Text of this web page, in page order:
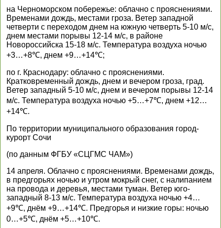
на Черноморском побережье: облачно с прояснениями.
Временами дождь, местами гроза. Ветер западной
четверти с переходом днем на южную четверть 5-10 м/с,
днем местами порывы 12-14 м/с, в районе
Новороссийска 15-18 м/с. Температура воздуха ночью
+3…+8℃, днем +9…+14℃;
по г. Краснодару: облачно с прояснениями.
Кратковременный дождь, днем и вечером гроза, град.
Ветер западный 5-10 м/с, днем и вечером порывы 12-14
м/с. Температура воздуха ночью +5…+7℃, днем +12…
+14℃.
По территории муниципального образования город-
курорт Сочи
(по данным ФГБУ «СЦГМС ЧАМ»)
14 апреля. Облачно с прояснениями. Временами дождь,
в предгорьях ночью и утром мокрый снег, с налипанием
на провода и деревья, местами туман. Ветер юго-
западный 8-13 м/с. Температура воздуха ночью +4…
+9℃, днём +9…+14℃. Предгорья и низкие горы: ночью
0…+5℃, днём +5…+10℃.